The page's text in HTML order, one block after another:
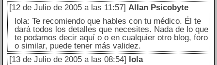
[12 de Julio de 2005 a las 11:57] Allan Psicobyte
lola: Te recomiendo que hables con tu médico. Él te
dará todos los detalles que necesites. Nada de lo que
te podamos decir aquí o o en cualquier otro blog, foro
o similar, puede tener más validez.
[13 de Julio de 2005 a las 08:54]
lola